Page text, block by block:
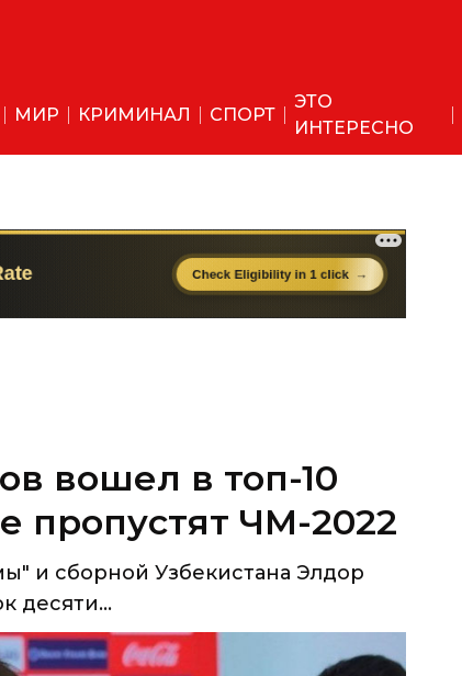
МИР КРИМИНАЛ СПОРТ
ЭТО
ИНТЕРЕСНО
вошел в топ-10
пропустят ЧМ-2022
и сборной Узбекистана Элдор
десяти...